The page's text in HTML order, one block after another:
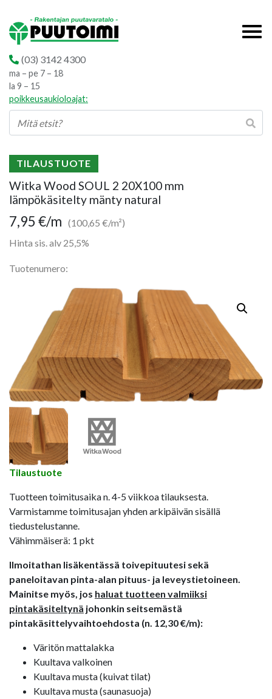
(03) 3142 4300
ma – pe 7 – 18
la 9 – 15
poikkeusaukioloajat:
TILAUSTUOTE
Witka Wood SOUL 2 20X100 mm
lämpökäsitelty mänty natural
7,95 €/m (100,65 €/m²)
Hinta sis. alv 25,5%
Tuotenumero:
Tilaustuote
Tuotteen toimitusaika n. 4-5 viikkoa tilauksesta.
Varmistamme toimitusajan yhden arkipäivän sisällä
tiedustelustanne.
Vähimmäiserä: 1 pkt
Ilmoitathan lisäkentässä toivepituutesi sekä
paneloitavan pinta-alan pituus- ja leveystietoineen.
Mainitse myös, jos haluat tuotteen valmiiksi
pintakäsiteltynä johonkin seitsemästä
pintakäsittelyvaihtoehdosta (n. 12,30 €/m):
Väritön mattalakka
Kuultava valkoinen
Kuultava musta (kuivat tilat)
Kuultava musta (saunasuoja)